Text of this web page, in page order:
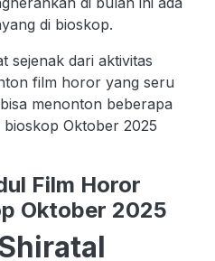
di bioskop.
sejenak dari aktivitas
film horor yang seru
menonton beberapa
Oktober 2025
Film Horor
Oktober 2025